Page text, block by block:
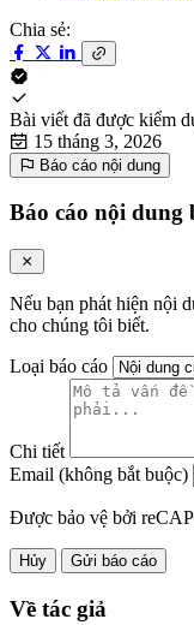
Chia sẻ:
Bài viết đã được kiểm
15 tháng 3, 2026
Báo cáo nội dung
Báo cáo nội dung
Nếu bạn phát hiện nội
cho chúng tôi biết.
Loại báo cáo
Chi tiết
Email (không bắt buộc)
Được bảo vệ bởi
Hủy Gửi báo cáo
Về tác giả